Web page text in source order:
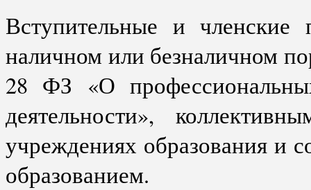
Вступительные и
наличном или безналичном
28 ФЗ «О
деятельности»,
учреждениях образования и
образованием.